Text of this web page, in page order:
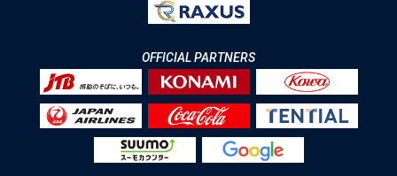
OFFICIAL PARTNERS